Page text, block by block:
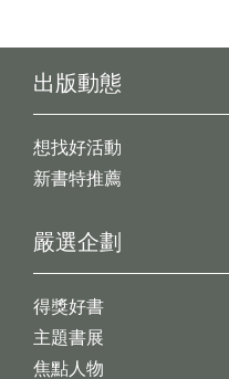
出版動態
想找好活動
新書特推薦
嚴選企劃
得獎好書
主題書展
焦點人物